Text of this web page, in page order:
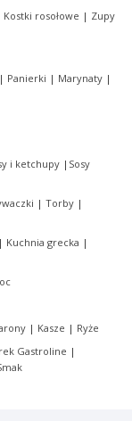
Kostki rosołowe | Zupy
| Panierki | Marynaty |
i ketchupy | Sosy
| Torby |
| Kuchnia grecka |
| Kasze | Ryże
Gastroline |